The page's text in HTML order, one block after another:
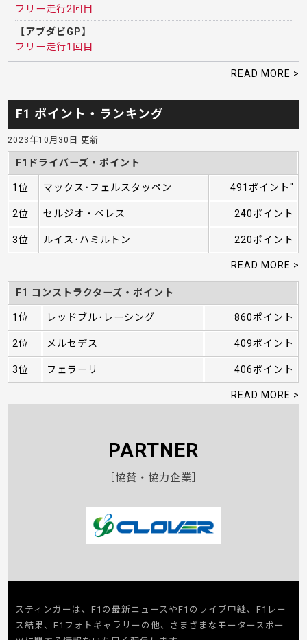
フリー走行2回目
【アブダビGP】
フリー走行1回目
READ MORE >
F1 ポイント・ランキング
2023年10月30日 更新
F1ドライバーズ・ポイント
1位 マックス･フェルスタッペン 491ポイント"
2位 セルジオ・ペレス 240ポイント
3位 ルイス･ハミルトン 220ポイント
READ MORE >
F1 コンストラクターズ・ポイント
1位 レッドブル･レーシング 860ポイント
2位 メルセデス 409ポイント
3位 フェラーリ 406ポイント
READ MORE >
PARTNER
［協賛・協力企業］
スティンガーは、F1の最新ニュースやF1のライブ中継、F1レー
ス結果、F1フォトギャラリーの他、さまざまなモータースポー